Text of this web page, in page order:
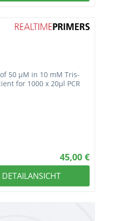
50 µM in 10 mM Tris-
for 1000 x 20µl PCR
45,00 €
DETAILANSICHT